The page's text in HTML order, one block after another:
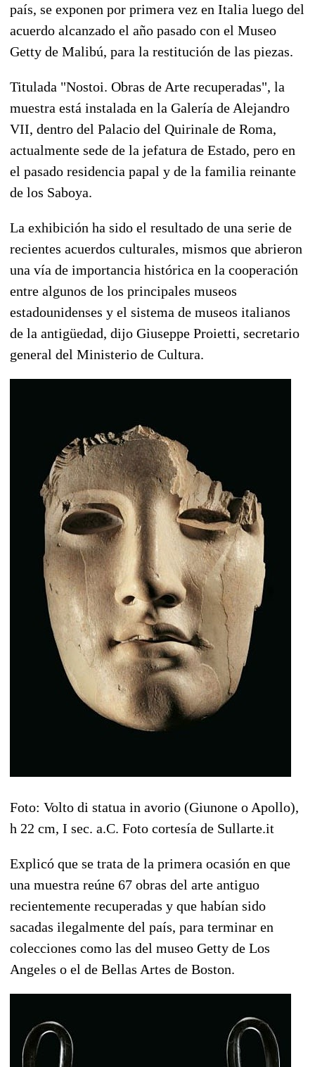
país, se exponen por primera vez en Italia luego del
acuerdo alcanzado el año pasado con el Museo
Getty de Malibú, para la restitución de las piezas.
Titulada "Nostoi. Obras de Arte recuperadas", la
muestra está instalada en la Galería de Alejandro
VII, dentro del Palacio del Quirinale de Roma,
actualmente sede de la jefatura de Estado, pero en
el pasado residencia papal y de la familia reinante
de los Saboya.
La exhibición ha sido el resultado de una serie de
recientes acuerdos culturales, mismos que abrieron
una vía de importancia histórica en la cooperación
entre algunos de los principales museos
estadounidenses y el sistema de museos italianos
de la antigüedad, dijo Giuseppe Proietti, secretario
general del Ministerio de Cultura.
Foto: Volto di statua in avorio (Giunone o Apollo),
h 22 cm, I sec. a.C. Foto cortesía de Sullarte.it
Explicó que se trata de la primera ocasión en que
una muestra reúne 67 obras del arte antiguo
recientemente recuperadas y que habían sido
sacadas ilegalmente del país, para terminar en
colecciones como las del museo Getty de Los
Angeles o el de Bellas Artes de Boston.